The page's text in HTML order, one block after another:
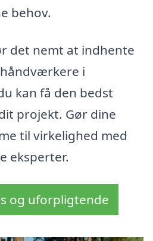
behov.
det nemt at indhente
i
kan få den bedst
projekt. Gør dine
til virkelighed med
eksperter.
og uforpligtende